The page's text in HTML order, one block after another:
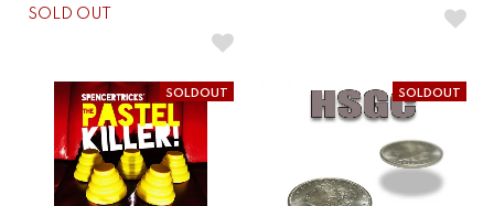
SOLD OUT
SOLDOUT SOLDOUT